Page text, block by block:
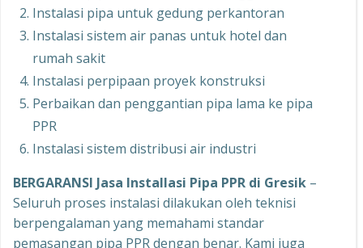
Instalasi pipa untuk gedung perkantoran
Instalasi sistem air panas untuk hotel dan
rumah sakit
Instalasi perpipaan proyek konstruksi
Perbaikan dan penggantian pipa lama ke pipa
PPR
Instalasi sistem distribusi air industri
BERGARANSI Jasa Installasi Pipa PPR di Gresik –
Seluruh proses instalasi dilakukan oleh teknisi
berpengalaman yang memahami standar
pemasangan pipa PPR dengan benar. Kami juga